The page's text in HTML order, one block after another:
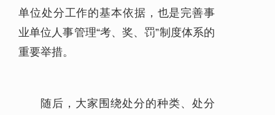
单位处分工作的基本依据，也是完善事
业单位人事管理“考、奖、罚”制度体系的
重要举措。
随后，大家围绕处分的种类、处分